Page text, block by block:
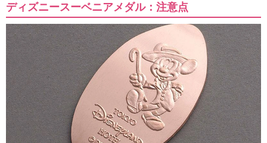
ディズニースーベニアメダル：注意点